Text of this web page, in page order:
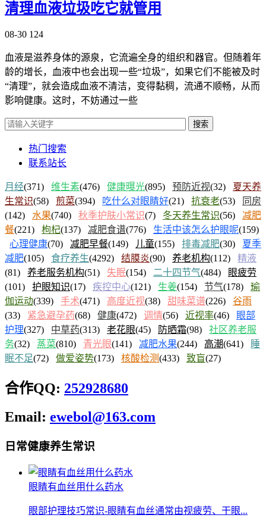
清理血液垃圾吃它就管用
08-30 124
血液是滋养身体的源泉，它流遍全身的组织和器官。但随着年
龄的增长，血液中也会出现一些“垃圾”，如果它们不能被及时
“清理”，就会造成血液不清洁，变得黏稠，流通不顺畅，从而
影响健康。这时，不妨通过一些
搜索
热门搜索
联系站长
月经(371) 维生素(476) 健康曝光(895) 预防近视(32) 夏天养
生常识(58) 煎菜(394) 吃什么对眼睛好(21) 抗衰老(53)
同房
(142) 水果(740) 秋季护肤小常识(7) 冬天养生常识(56) 减肥
餐(221) 枸杞(137) 减肥食谱(776) 生活中该怎么护眼呢(159)
心理健康(70) 减肥早餐(149) 儿童(155) 排毒减肥(30) 夏季
减肥(105) 食疗养生(4292) 结膜炎(90) 养老机构(112) 精液
(81) 养老服务机构(51) 失眠(154) 二十四节气(484)
眼疲劳
(101) 护眼知识(17) 疾控中心(121) 生姜(154) 节气(178) 瑜
伽运动(339) 手术(471) 高度近视(38) 甜味菜谱(226) 谷雨
(33) 紧急避孕药(68) 健康(472) 调情(56) 近视率(46)
眼部
护理(327) 中草药(313) 老花眼(45) 防晒霜(98) 社区养老服
务(32) 蒸菜(810) 青光眼(141) 减肥水果(244) 高潮(641)
睡
眠不足(72) 做爱姿势(173) 核酸检测(433) 致盲(27)
合作QQ: 252928680
Email: ewebol@163.com
日常健康养生常识
眼睛有血丝用什么药水
眼部护理技巧常识-眼睛有血丝通常由视疲劳、干眼...